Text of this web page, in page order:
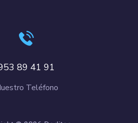
89 41 91
Teléfono